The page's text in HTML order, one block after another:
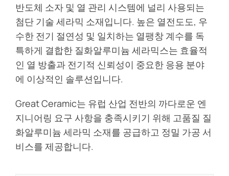
블로그
문의하기
Get Instant Quote
반도체 소자 및 열 관리 시스템에 널리 사용되는
첨단 기술 세라믹 소재입니다. 높은 열전도도, 우
수한 전기 절연성 및 일치하는 열팽창 계수를 독
특하게 결합한 질화알루미늄 세라믹스는 효율적
인 열 방출과 전기적 신뢰성이 중요한 응용 분야
에 이상적인 솔루션입니다.
Great Ceramic는 유럽 산업 전반의 까다로운 엔
지니어링 요구 사항을 충족시키기 위해 고품질 질
화알루미늄 세라믹 소재를 공급하고 정밀 가공 서
비스를 제공합니다.